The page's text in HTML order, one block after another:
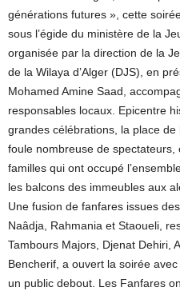
générations futures », cette
sous l’égide du ministère de la
organisée par la direction de la
de la Wilaya d’Alger (DJS), en
Mohamed Amine Saad,
responsables locaux. Epicentre
grandes célébrations, la place
foule nombreuse de
familles qui ont occupé
les balcons des immeubles aux
Une fusion de fanfares issues
Naâdja, Rahmania et Staoueli,
Tambours Majors, Djenat Dehiri,
Bencherif, a ouvert la soirée
un public debout. Les Fanfares